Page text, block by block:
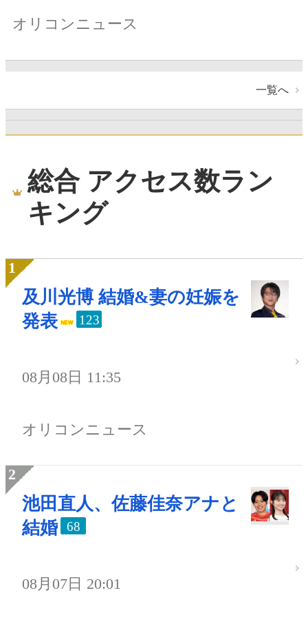
オリコンニュース
一覧へ
総合 アクセス数ラン
キング
及川光博 結婚&妻の妊娠を
発表
123
08月08日 11:35
オリコンニュース
池田直人、佐藤佳奈アナと
結婚
68
08月07日 20:01